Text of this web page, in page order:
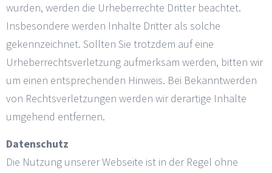
wurden, werden die Urheberrechte Dritter beachtet.
Insbesondere werden Inhalte Dritter als solche
gekennzeichnet. Sollten Sie trotzdem auf eine
Urheberrechtsverletzung aufmerksam werden, bitten wir
um einen entsprechenden Hinweis. Bei Bekanntwerden
von Rechtsverletzungen werden wir derartige Inhalte
umgehend entfernen.
Datenschutz
Die Nutzung unserer Webseite ist in der Regel ohne